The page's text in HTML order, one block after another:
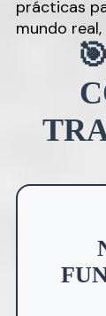
prácticas
mundo